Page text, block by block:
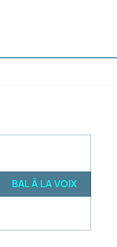
BAL À LA VOIX